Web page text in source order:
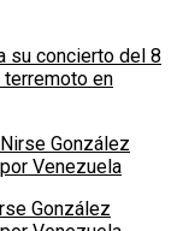
su concierto del 8
en
González